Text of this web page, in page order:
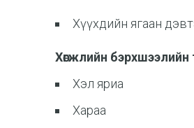
Хүүхдийн ягаан
Хөгжлийн бэрхшээлийн
Хэл яриа
Хараа